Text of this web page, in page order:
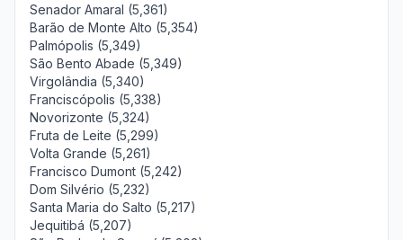
Senador Amaral (5,361)
Barão de Monte Alto (5,354)
Palmópolis (5,349)
São Bento Abade (5,349)
Virgolândia (5,340)
Franciscópolis (5,338)
Novorizonte (5,324)
Fruta de Leite (5,299)
Volta Grande (5,261)
Francisco Dumont (5,242)
Dom Silvério (5,232)
Santa Maria do Salto (5,217)
Jequitibá (5,207)